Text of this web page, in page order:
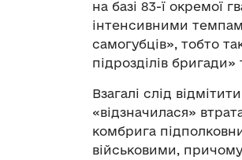
на базі 83-ї окремої
інтенсивними
самогубців», тобто
підрозділів бригади»
Взагалі слід
«відзначилася»
комбрига
військовими,